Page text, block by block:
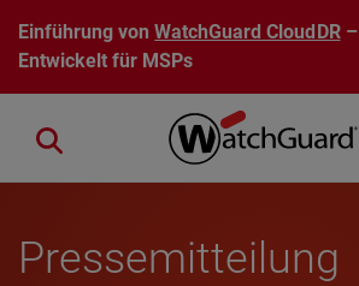
Direkt zum Inhalt
Einführung vonWatchGuard CloudDR–
Entwickelt für MSPs
Close search
Pressemitteilung